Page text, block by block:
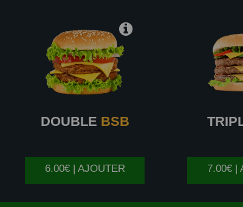
DOUBLE BSB
6.00€ | AJOUTER 7.00€ |